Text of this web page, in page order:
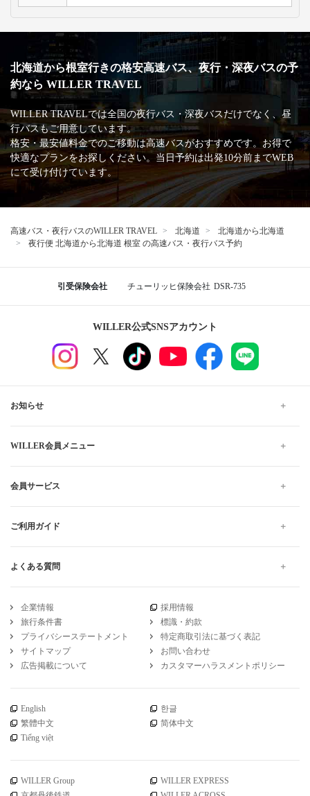
北海道から根室行きの格安高速バス、夜行・深夜バスの予
約なら WILLER TRAVEL
WILLER TRAVELでは全国の夜行バス・深夜バスだけでなく、昼
行バスもご用意しています。
格安・最安値料金でのご移動は高速バスがおすすめです。お得で
快適なプランをお探しください。当日予約は出発10分前までWEB
にて受け付けています。
高速バス・夜行バスのWILLER TRAVEL 北海道
北海道から北海道
夜行便 北海道から北海道 根室 の高速バス・夜行バス予約
引受保険会社 チューリッヒ保険会社 DSR-735
WILLER公式SNSアカウント
お知らせ
WILLER会員メニュー
会員サービス
ご利用ガイド
よくある質問
企業情報
採用情報
旅行条件書
標識・約款
プライバシーステートメント
特定商取引法に基づく表記
サイトマップ
お問い合わせ
広告掲載について
カスタマーハラスメントポリシー
English
한글
繁體中文
简体中文
Tiếng việt
WILLER Group
WILLER EXPRESS